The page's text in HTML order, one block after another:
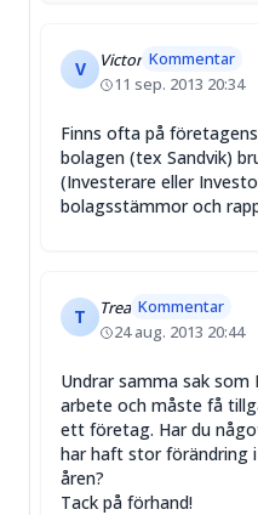
V Victor Kommentar
11 sep. 2013 20:34
Finns ofta på
bolagen (tex Sandvik)
(Investerare eller
bolagsstämmor och
T Trea Kommentar
24 aug. 2013 20:44
Undrar samma sak
arbete och måste få
ett företag. Har du
har haft stor förändring
åren?
Tack på förhand!